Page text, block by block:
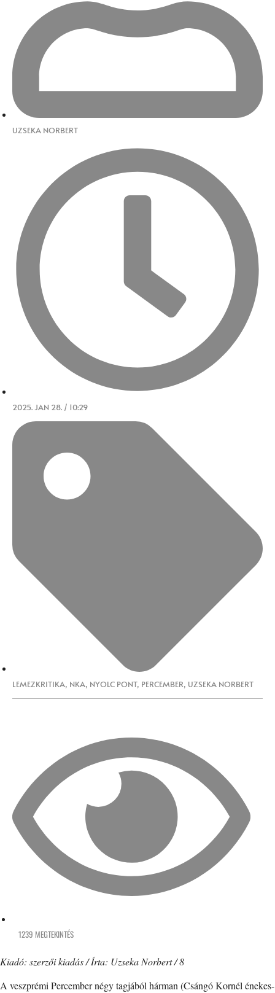
UZSEKA NORBERT
2025. JAN 28. / 10:29
LEMEZKRITIKA, NKA, NYOLC PONT, PERCEMBER, UZSEKA NORBERT
1239 MEGTEKINTÉS
Kiadó: szerzői kiadás / Írta: Uzseka Norbert / 8
A veszprémi Percember négy tagjából hárman (Csángó Kornél énekes-